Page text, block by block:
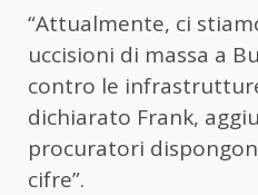
“Attualmente, ci
uccisioni di massa a
contro le
dichiarato Frank,
procuratori
cifre”.